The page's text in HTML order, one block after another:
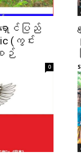
ာင်ပြည်
(ကွင်း
ဉ်
0